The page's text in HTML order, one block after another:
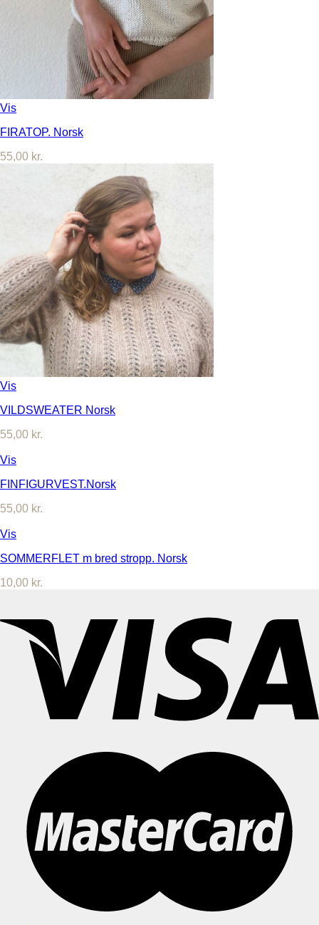
Vis
FIRATOP. Norsk
55,00 kr.
Vis
VILDSWEATER Norsk
55,00 kr.
Vis
FINFIGURVEST.Norsk
55,00 kr.
Vis
SOMMERFLET m bred stropp. Norsk
10,00 kr.